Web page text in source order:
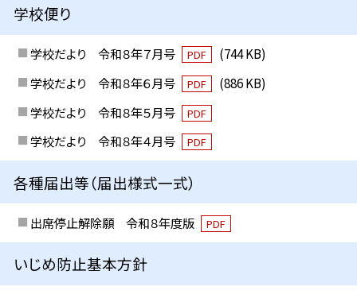
学校便り
学校だより 令和８年７月号 PDF
(744 KB)
学校だより 令和８年６月号
PDF
(886 KB)
学校だより 令和８年５月号
PDF
学校だより 令和８年４月号 PDF
各種届出等（届出様式一式）
出席停止解除願 令和８年度版 PDF
いじめ防止基本方針